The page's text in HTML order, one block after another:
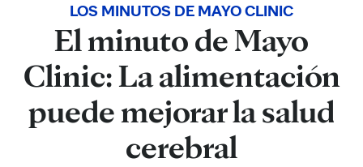
LOS MINUTOS DE MAYO CLINIC
El minuto de Mayo
Clinic: La alimentación
puede mejorar la salud
cerebral